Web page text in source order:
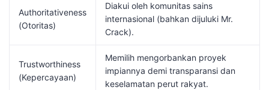
Authoritativeness
(Otoritas)
Diakui oleh komunitas sains
internasional (bahkan dijuluki Mr.
Crack).
Trustworthiness
(Kepercayaan)
Memilih mengorbankan proyek
impiannya demi transparansi dan
keselamatan perut rakyat.